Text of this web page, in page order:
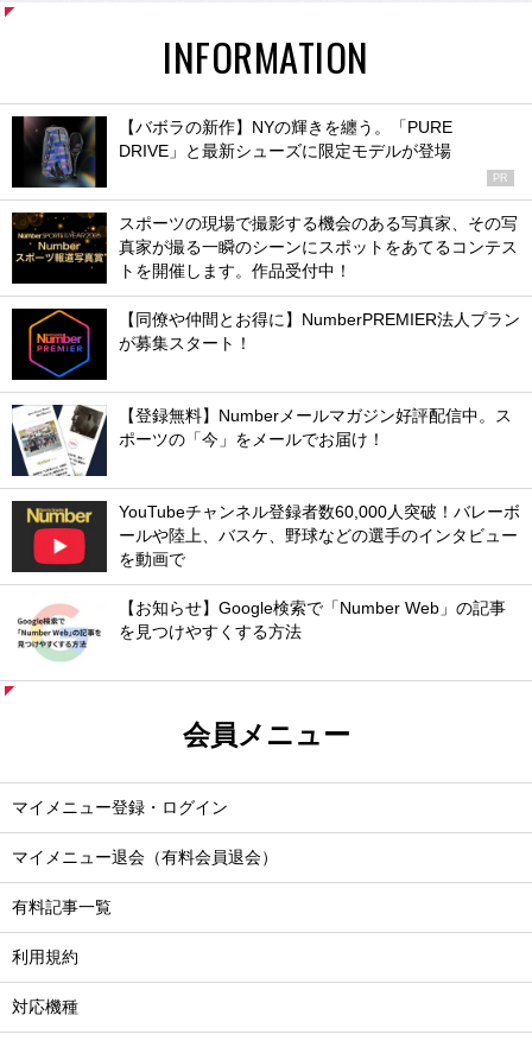
INFORMATION
【バボラの新作】NYの輝きを纏う。「PURE
DRIVE」と最新シューズに限定モデルが登場
PR
スポーツの現場で撮影する機会のある写真家、その写
真家が撮る一瞬のシーンにスポットをあてるコンテス
トを開催します。作品受付中！
【同僚や仲間とお得に】NumberPREMIER法人プラン
が募集スタート！
【登録無料】Numberメールマガジン好評配信中。ス
ポーツの「今」をメールでお届け！
YouTubeチャンネル登録者数60,000人突破！バレーボ
ールや陸上、バスケ、野球などの選手のインタビュー
を動画で
【お知らせ】Google検索で「Number Web」の記事
を見つけやすくする方法
会員メニュー
マイメニュー登録・ログイン
マイメニュー退会（有料会員退会）
有料記事一覧
利用規約
対応機種